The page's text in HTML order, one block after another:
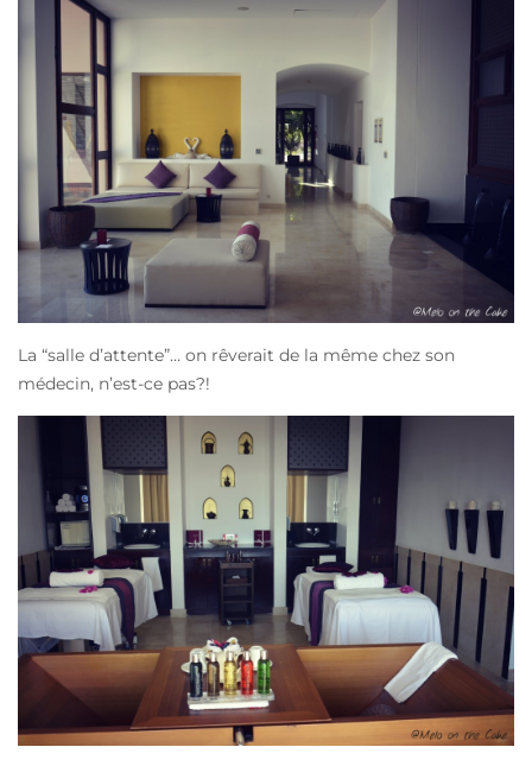
La “salle d’attente”… on rêverait de la même chez son
médecin, n’est-ce pas?!